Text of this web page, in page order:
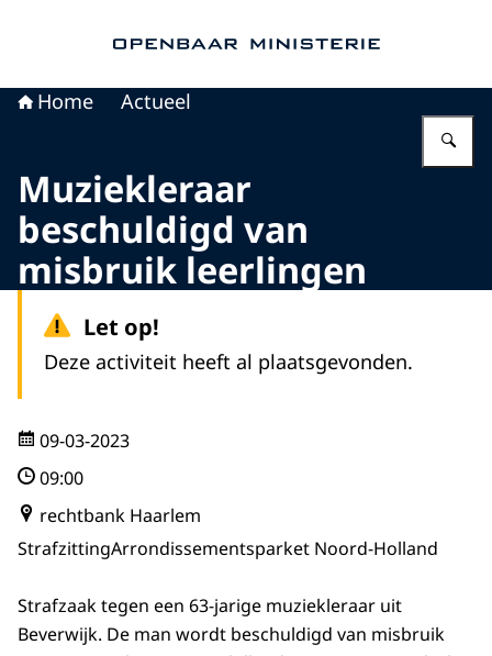
Home Actueel
Muziekleraar
beschuldigd van
misbruik leerlingen
Let op!
Deze activiteit heeft al plaatsgevonden.
09-03-2023
09:00
rechtbank Haarlem
StrafzittingArrondissementsparket Noord-Holland
Strafzaak tegen een 63-jarige muziekleraar uit
Beverwijk. De man wordt beschuldigd van misbruik